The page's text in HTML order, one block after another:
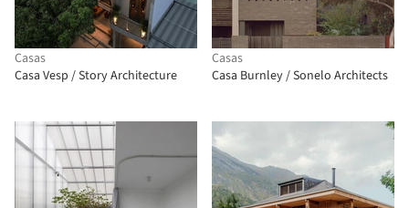
Casas
Casa Vesp / Story Architecture
Casas
Casa Burnley / Sonelo Architects